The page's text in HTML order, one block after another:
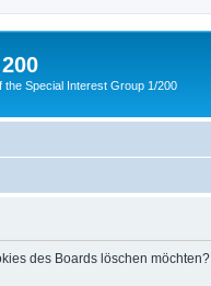
the Special Interest Group 1/200
des Boards löschen möchten?